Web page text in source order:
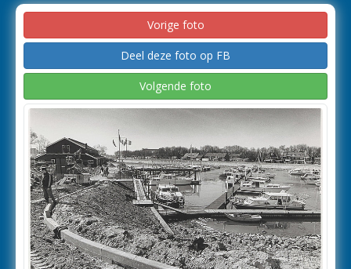
Vorige foto
Deel deze foto op FB
Volgende foto